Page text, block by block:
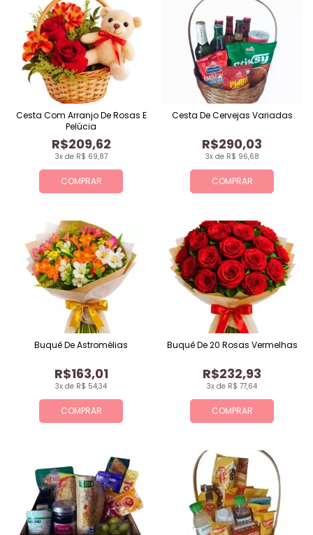
COMPRAR
3x de R$ 69,87
R$209,62
Cesta Com Arranjo De Rosas E
Pelúcia
COMPRAR
3x de R$ 96,68
R$290,03
Cesta De Cervejas Variadas
COMPRAR
3x de R$ 54,34
R$163,01
Buquê De Astromélias
COMPRAR
3x de R$ 77,64
R$232,93
Buquê De 20 Rosas Vermelhas